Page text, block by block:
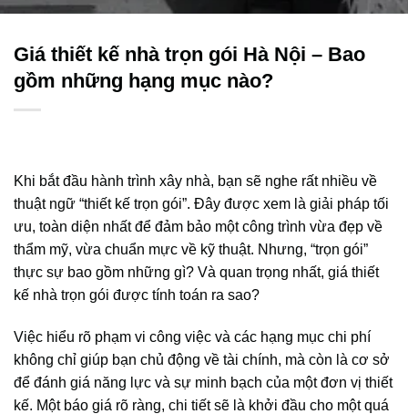
Giá thiết kế nhà trọn gói Hà Nội – Bao
gồm những hạng mục nào?
Khi bắt đầu hành trình xây nhà, bạn sẽ nghe rất nhiều về
thuật ngữ “thiết kế trọn gói”. Đây được xem là giải pháp tối
ưu, toàn diện nhất để đảm bảo một công trình vừa đẹp về
thẩm mỹ, vừa chuẩn mực về kỹ thuật. Nhưng, “trọn gói”
thực sự bao gồm những gì? Và quan trọng nhất, giá thiết
kế nhà trọn gói được tính toán ra sao?
Việc hiểu rõ phạm vi công việc và các hạng mục chi phí
không chỉ giúp bạn chủ động về tài chính, mà còn là cơ sở
để đánh giá năng lực và sự minh bạch của một đơn vị thiết
kế. Một báo giá rõ ràng, chi tiết sẽ là khởi đầu cho một quá